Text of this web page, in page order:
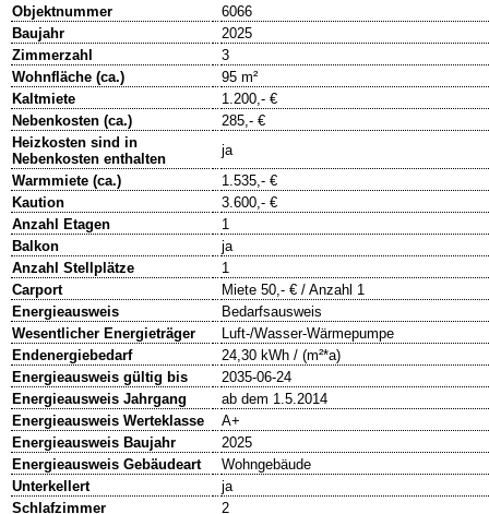
Objektnummer
6066
Baujahr
2025
Zimmerzahl
3
Wohnfläche (ca.)
95 m²
Kaltmiete
1.200,- €
Nebenkosten (ca.)
285,- €
Heizkosten sind in
Nebenkosten enthalten
ja
Warmmiete (ca.)
1.535,- €
Kaution
3.600,- €
Anzahl Etagen
1
Balkon
ja
Anzahl Stellplätze
1
Carport
Miete 50,- € / Anzahl 1
Energieausweis
Bedarfsausweis
Wesentlicher Energieträger
Luft-/Wasser-Wärmepumpe
Endenergiebedarf
24,30 kWh / (m²*a)
Energieausweis gültig bis
2035-06-24
Energieausweis Jahrgang
ab dem 1.5.2014
Energieausweis Werteklasse
A+
Energieausweis Baujahr
2025
Energieausweis Gebäudeart
Wohngebäude
Unterkellert
ja
Schlafzimmer
2